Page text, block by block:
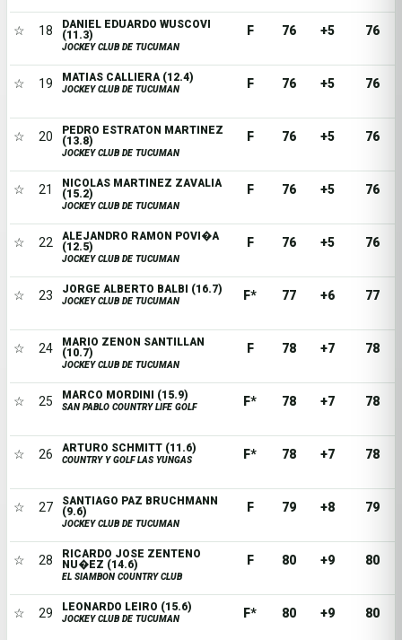
☆ 18
DANIEL EDUARDO WUSCOVI
(11.3)
JOCKEY CLUB DE TUCUMAN
F 76 +5 76
☆ 19 MATIAS CALLIERA (12.4)
JOCKEY CLUB DE TUCUMAN F 76 +5 76
☆ 20
PEDRO ESTRATON MARTINEZ
(13.8)
JOCKEY CLUB DE TUCUMAN
F 76 +5 76
☆ 21
NICOLAS MARTINEZ ZAVALIA
(15.2)
JOCKEY CLUB DE TUCUMAN
F 76 +5 76
☆ 22
ALEJANDRO RAMON POVI�A
(12.5)
JOCKEY CLUB DE TUCUMAN
F 76 +5 76
☆ 23 JORGE ALBERTO BALBI (16.7)
JOCKEY CLUB DE TUCUMAN F* 77 +6 77
☆ 24
MARIO ZENON SANTILLAN
(10.7)
JOCKEY CLUB DE TUCUMAN
F 78 +7 78
☆ 25 MARCO MORDINI (15.9)
SAN PABLO COUNTRY LIFE GOLF F* 78 +7 78
☆ 26 ARTURO SCHMITT (11.6)
COUNTRY Y GOLF LAS YUNGAS F* 78 +7 78
☆ 27
SANTIAGO PAZ BRUCHMANN
(9.6)
JOCKEY CLUB DE TUCUMAN
F 79 +8 79
☆ 28
RICARDO JOSE ZENTENO
NU�EZ (14.6)
EL SIAMBON COUNTRY CLUB
F 80 +9 80
☆ 29 LEONARDO LEIRO (15.6)
JOCKEY CLUB DE TUCUMAN F* 80 +9 80